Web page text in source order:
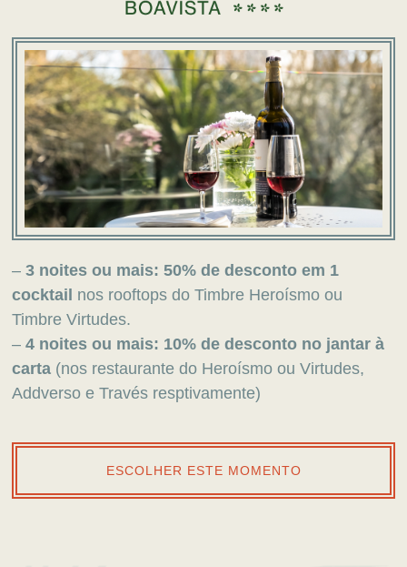
– 3 noites ou mais: 50% de desconto em 1
cocktail nos rooftops do Timbre Heroísmo ou
Timbre Virtudes.
– 4 noites ou mais: 10% de desconto no jantar à
carta (nos restaurante do Heroísmo ou Virtudes,
Addverso e Través resptivamente)
ESCOLHER ESTE MOMENTO